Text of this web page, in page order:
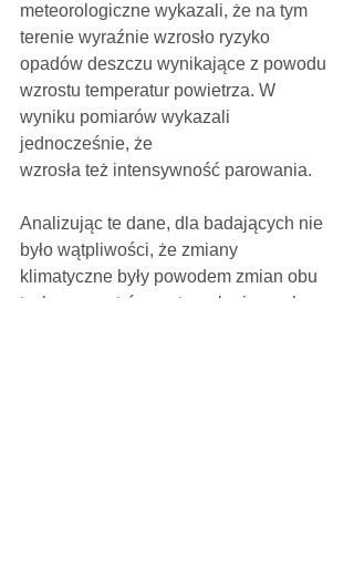
meteorologiczne wykazali, że na tym
terenie wyraźnie wzrosło ryzyko
opadów deszczu wynikające z powodu
wzrostu temperatur powietrza. W
wyniku pomiarów wykazali
jednocześnie, że
wzrosła też intensywność parowania.
Analizując te dane, dla badających nie
było wątpliwości, że zmiany
klimatyczne były powodem zmian obu
tych parametrów meteorologicznych –